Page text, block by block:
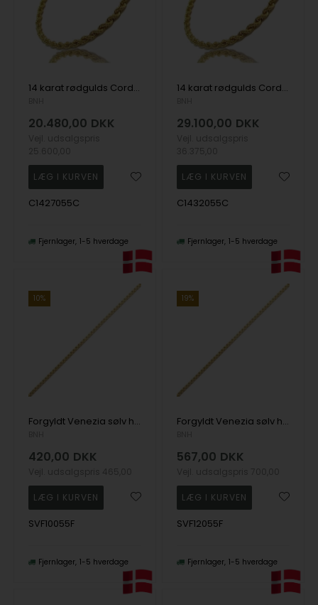
14 karat rødgulds Cordel halskæde, 55 cm og 2,7 mm
20.480,00 DKK
C1427055C
Fjernlager 1-5 hverdage
14 karat rødgulds Cordel halskæde, 55 cm og 3,2 mm
29.100,00 DKK
C1432055C
Fjernlager 1-5 hverdage
10%
Forgyldt Venezia sølv halskæde, 55 cm og 1,0 mm
420,00 DKK
SVF10055F
Fjernlager 1-5 hverdage
19%
Forgyldt Venezia sølv halskæde, 55 cm og 1,2 mm
567,00 DKK
SVF12055F
Fjernlager 1-5 hverdage